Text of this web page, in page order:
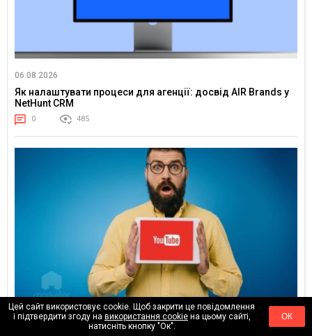
06.08.2026
Як налаштувати процеси для агенції: досвід AIR Brands у
NetHunt CRM
0 485
24.02.2026
Тренди YouTube 2026: куди рухається увага глядача
Цей сайт використовує cookie. Щоб закрити це повідомлення
і підтвердити згоду на використання cookieна цьому сайті,
натисніть кнопку "Ок".
ОК